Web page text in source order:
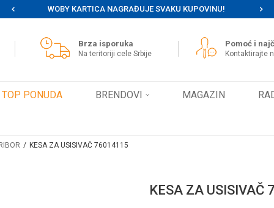
WOBY KARTICA NAGRAĐUJE SVAKU KUPOVINU!
Brza isporuka
Na teritoriji cele Srbije
Pomoć i
Kontaktirajte
TOP PONUDA BRENDOVI MAGAZIN
KESA ZA USISIVAČ 76014115
KESA ZA USISIVAČ